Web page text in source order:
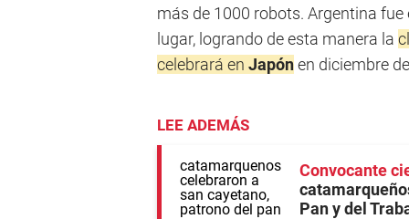
más de 1000 robots. Argentina
lugar, logrando de esta manera la
celebrará en Japónen diciembre
LEE ADEMÁS
Convocante
Pan y del